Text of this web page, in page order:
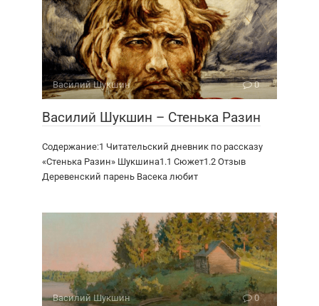
Василий Шукшин 0
Василий Шукшин – Стенька Разин
Содержание:1 Читательский дневник по рассказу
«Стенька Разин» Шукшина1.1 Сюжет1.2 Отзыв
Деревенский парень Васека любит
Василий Шукшин 0